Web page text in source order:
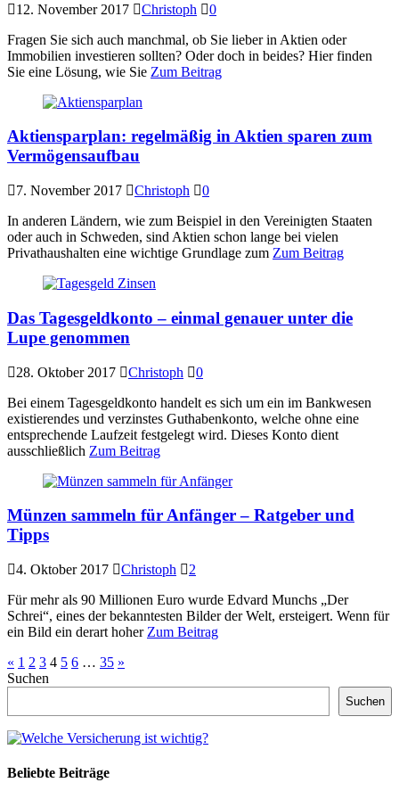
12. November 2017 Christoph
0
Fragen Sie sich auch manchmal, ob Sie lieber in Aktien oder
Immobilien investieren sollten? Oder doch in beides? Hier finden
Sie eine Lösung, wie Sie Zum Beitrag
Aktiensparplan: regelmäßig in Aktien sparen zum
Vermögensaufbau
7. November 2017 Christoph
0
In anderen Ländern, wie zum Beispiel in den Vereinigten Staaten
oder auch in Schweden, sind Aktien schon lange bei vielen
Privathaushalten eine wichtige Grundlage zum Zum Beitrag
Das Tagesgeldkonto – einmal genauer unter die
Lupe genommen
28. Oktober 2017 Christoph
0
Bei einem Tagesgeldkonto handelt es sich um ein im Bankwesen
existierendes und verzinstes Guthabenkonto, welche ohne eine
entsprechende Laufzeit festgelegt wird. Dieses Konto dient
ausschließlich Zum Beitrag
Münzen sammeln für Anfänger – Ratgeber und
Tipps
4. Oktober 2017 Christoph
2
Für mehr als 90 Millionen Euro wurde Edvard Munchs „Der
Schrei“, eines der bekanntesten Bilder der Welt, ersteigert. Wenn für
ein Bild ein derart hoher Zum Beitrag
« 1 2 3 4 5 6 … 35 »
Suchen
Suchen
Beliebte Beiträge